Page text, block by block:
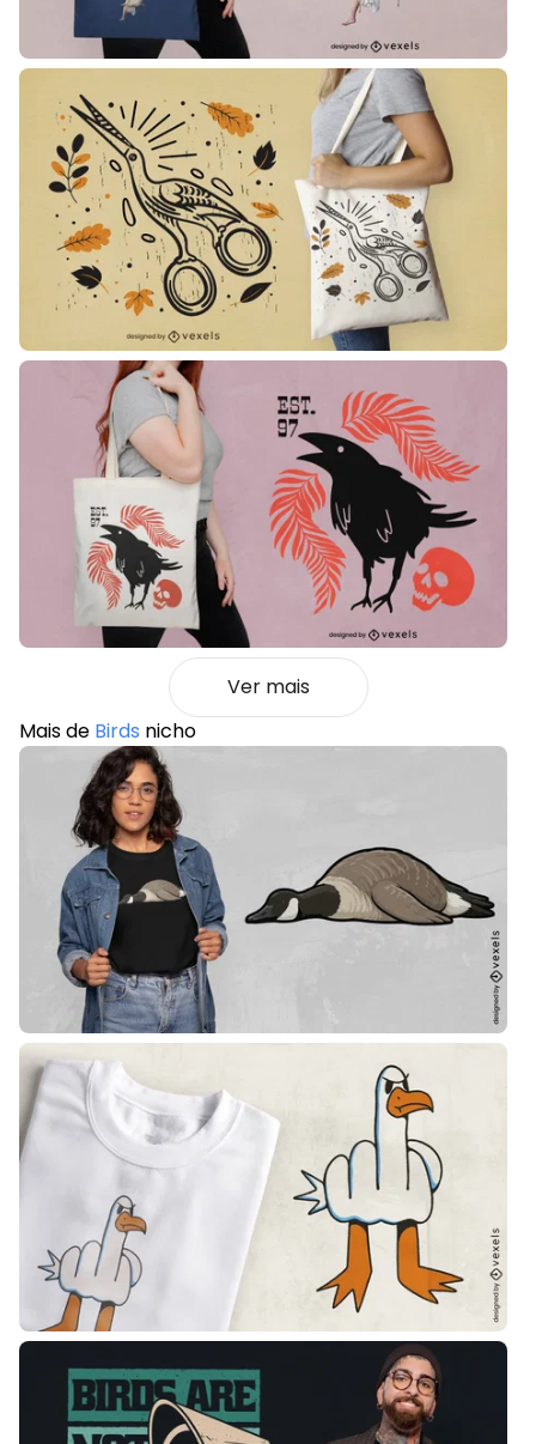
Ver mais
Mais de Birds nicho